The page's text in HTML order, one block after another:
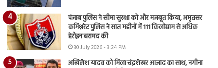
पंजाब पुलिस ने सीमा सुरक्षा को और मजबूत किया, अमृतसर
कमिश्नरेट पुलिस ने सात महीनों में 111 किलोग्राम से अधिक
हेरोइन बरामद की
30 July 2026 - 3:24 PM
अखिलेश यादव को मिला चंद्रशेखर आजाद का साथ, नगीना